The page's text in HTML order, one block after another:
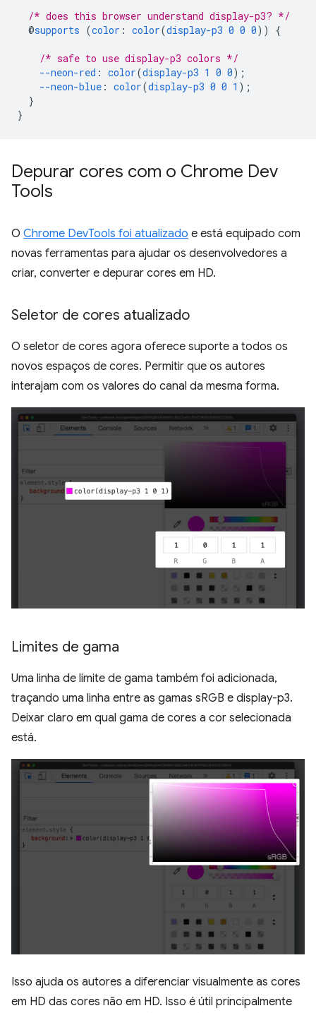
/* does this browser understand display-p3? */
@supports (color : color(display-p3 0 0 0)) {
/* safe to use display-p3 colors */
--neon-red : color(display-p3 1 0 0);
--neon-blue : color(display-p3 0 0 1 );
}
}
Depurar cores com o Chrome Dev
Tools
O Chrome DevTools foi atualizado e está equipado com
novas ferramentas para ajudar os desenvolvedores a
criar, converter e depurar cores em HD.
Seletor de cores atualizado
O seletor de cores agora oferece suporte a todos os
novos espaços de cores. Permitir que os autores
interajam com os valores do canal da mesma forma.
Limites de gama
Uma linha de limite de gama também foi adicionada,
traçando uma linha entre as gamas sRGB e display-p3.
Deixar claro em qual gama de cores a cor selecionada
está.
Isso ajuda os autores a diferenciar visualmente as cores
em HD das cores não em HD. Isso é útil principalmente